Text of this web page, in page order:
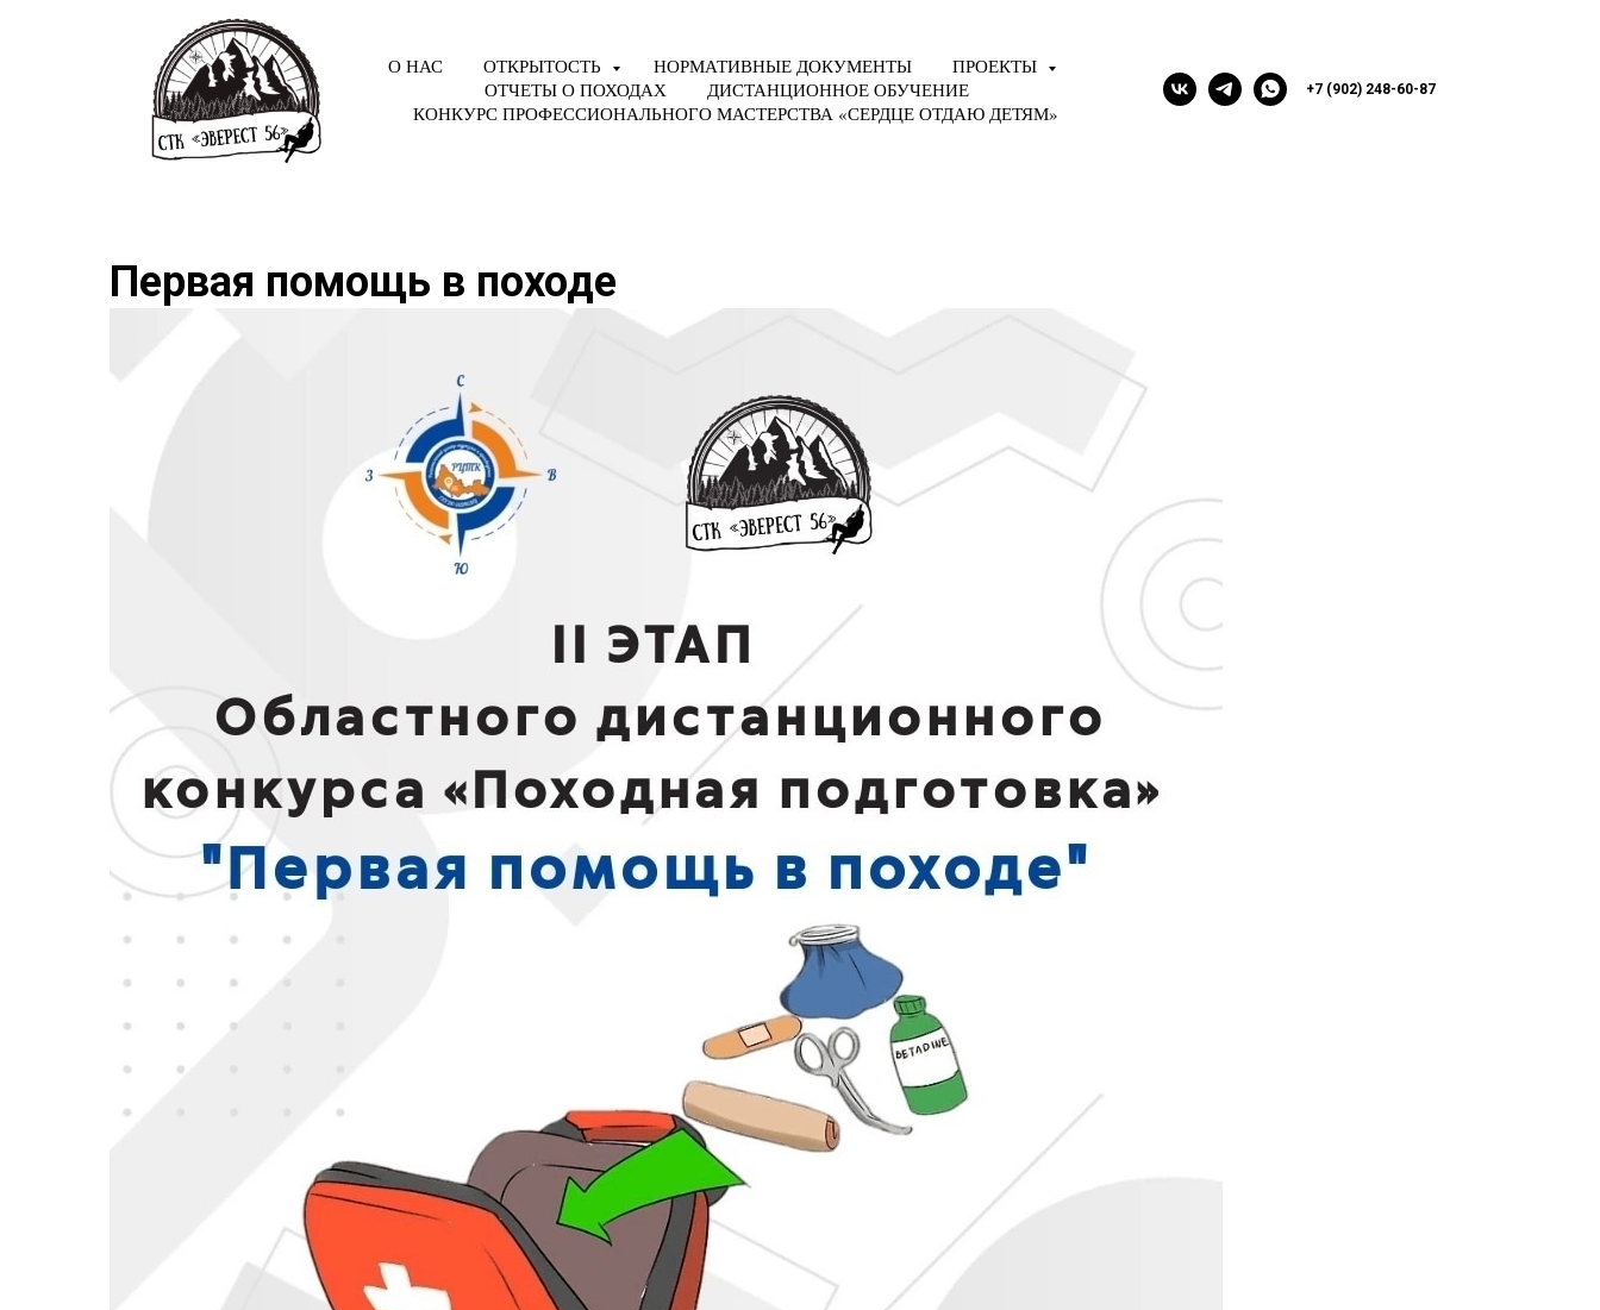
О НАС ОТКРЫТОСТЬ НОРМАТИВНЫЕ ДОКУМЕНТЫ
ПРОЕКТЫ
ОТЧЕТЫ О ПОХОДАХ
ДИСТАНЦИОННОЕ ОБУЧЕНИЕ
КОНКУРС ПРОФЕССИОНАЛЬНОГО МАСТЕРСТВА «СЕРДЦЕ ОТДАЮ ДЕТЯМ»
+7 (902) 248-60-87
Первая помощь в походе